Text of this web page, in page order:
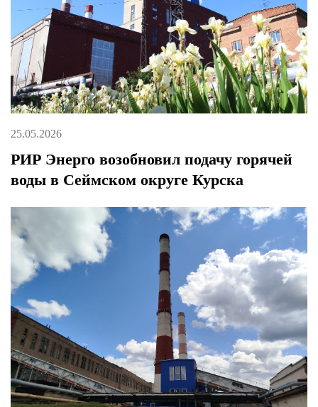
25.05.2026
РИР Энерго возобновил подачу горячей
воды в Сеймском округе Курска